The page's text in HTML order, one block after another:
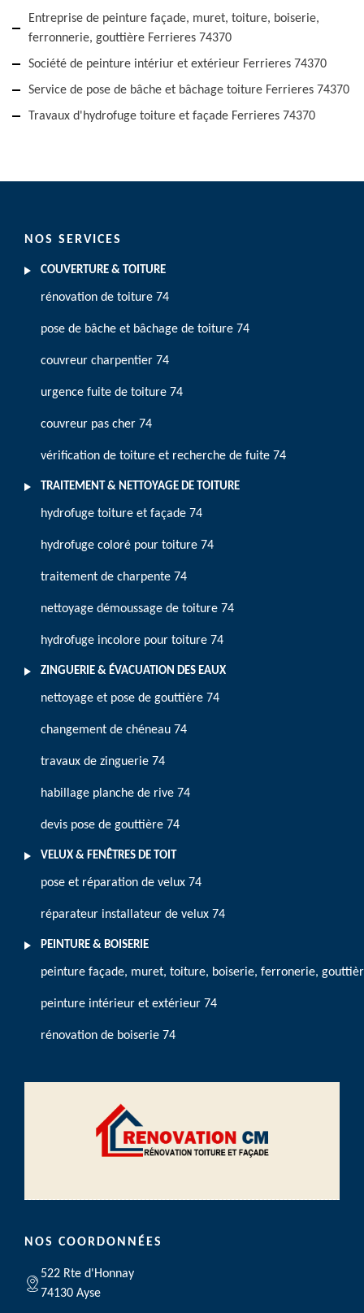
Entreprise de peinture façade, muret, toiture, boiserie,
ferronnerie, gouttière Ferrieres 74370
Société de peinture intériur et extérieur Ferrieres 74370
Service de pose de bâche et bâchage toiture Ferrieres 74370
Travaux d'hydrofuge toiture et façade Ferrieres 74370
NOS SERVICES
COUVERTURE & TOITURE
rénovation de toiture 74
pose de bâche et bâchage de toiture 74
couvreur charpentier 74
urgence fuite de toiture 74
couvreur pas cher 74
vérification de toiture et recherche de fuite 74
TRAITEMENT & NETTOYAGE DE TOITURE
hydrofuge toiture et façade 74
hydrofuge coloré pour toiture 74
traitement de charpente 74
nettoyage démoussage de toiture 74
hydrofuge incolore pour toiture 74
ZINGUERIE & ÉVACUATION DES EAUX
nettoyage et pose de gouttière 74
changement de chéneau 74
travaux de zinguerie 74
habillage planche de rive 74
devis pose de gouttière 74
VELUX & FENÊTRES DE TOIT
pose et réparation de velux 74
réparateur installateur de velux 74
PEINTURE & BOISERIE
peinture façade, muret, toiture, boiserie, ferronerie,
peinture intérieur et extérieur 74
rénovation de boiserie 74
NOS COORDONNÉES
522 Rte d'Honnay
74130 Ayse